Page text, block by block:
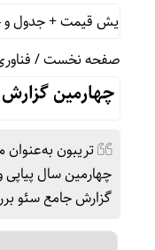
صفحه نخست/
چهارمین
تریبون
چهارمین سال پیاپی
گزارش جامع سئو